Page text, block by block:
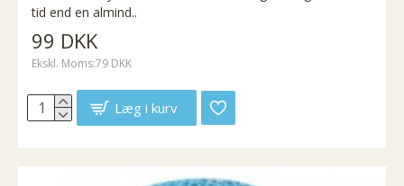
tid end en almind..
99 DKK
Ekskl. Moms:79 DKK
Læg i kurv